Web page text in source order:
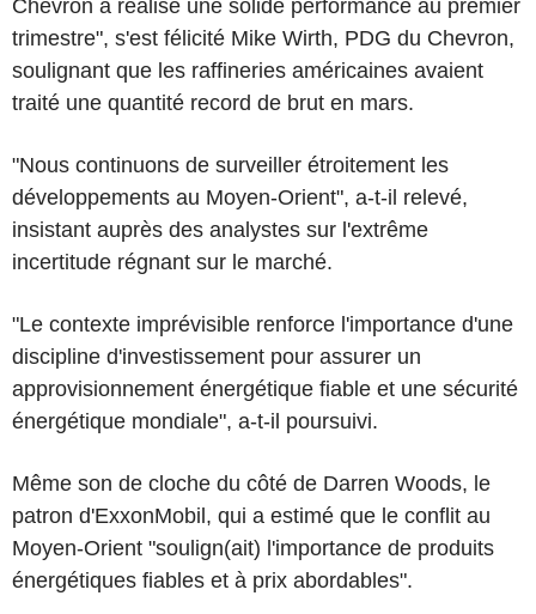
Chevron a réalisé une solide performance au premier
trimestre", s'est félicité Mike Wirth, PDG du Chevron,
soulignant que les raffineries américaines avaient
traité une quantité record de brut en mars.
"Nous continuons de surveiller étroitement les
développements au Moyen-Orient", a-t-il relevé,
insistant auprès des analystes sur l'extrême
incertitude régnant sur le marché.
"Le contexte imprévisible renforce l'importance d'une
discipline d'investissement pour assurer un
approvisionnement énergétique fiable et une sécurité
énergétique mondiale", a-t-il poursuivi.
Même son de cloche du côté de Darren Woods, le
patron d'ExxonMobil, qui a estimé que le conflit au
Moyen-Orient "soulign(ait) l'importance de produits
énergétiques fiables et à prix abordables".